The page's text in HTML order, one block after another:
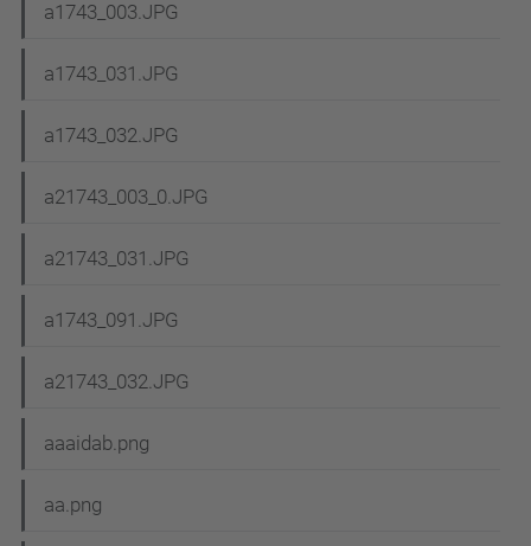
a1743_003.JPG
a1743_031.JPG
a1743_032.JPG
a21743_003_0.JPG
a21743_031.JPG
a1743_091.JPG
a21743_032.JPG
aaaidab.png
aa.png